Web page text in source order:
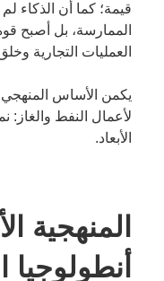
قيمة؛ كما أن الذكاء
الممارسة، بل أصبح
العمليات التجارية
يكمن الأساس المنهجي
لأعمال النفط والغاز:
الأبعاد.
المنهجية